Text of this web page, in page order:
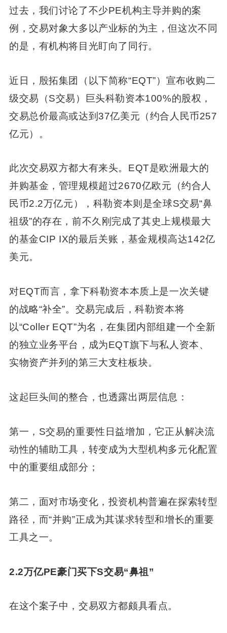
过去，我们讨论了不少PE机构主导并购的案
例，交易对象大多以产业标的为主，但这次不同
的是，有机构将目光盯向了同行。
近日，殷拓集团（以下简称“EQT”）宣布收购二
级交易（S交易）巨头科勒资本100%的股权，
交易总价最高或达到37亿美元（约合人民币257
亿元）。
此次交易双方都大有来头。EQT是欧洲最大的
并购基金，管理规模超过2670亿欧元（约合人
民币2.2万亿元），科勒资本则是全球S交易“鼻
祖级”的存在，前不久刚完成了其史上规模最大
的基金CIP IX的最后关账，基金规模高达142亿
美元。
对EQT而言，拿下科勒资本本质上是一次关键
的战略“补全”。交易完成后，科勒资本将
以“Coller EQT”为名，在集团内部组建一个全新
的独立业务平台，成为EQT旗下与私人资本、
实物资产并列的第三大支柱板块。
这起巨头间的整合，也透露出两层信息：
第一，S交易的重要性日益增加，它正从解决流
动性的辅助工具，转变成为大型机构多元化配置
中的重要组成部分；
第二，面对市场变化，投资机构普遍在探索转型
路径，而“并购”正成为其谋求转型和增长的重要
工具之一。
2.2万亿PE豪门买下S交易“鼻祖”
在这个案子中，交易双方都颇具看点。